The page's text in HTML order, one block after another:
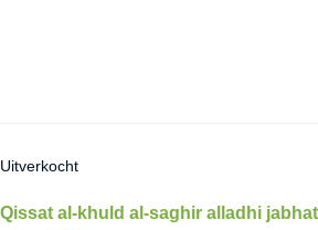
Uitverkocht
Qissat al-khuld al-saghir alladhi